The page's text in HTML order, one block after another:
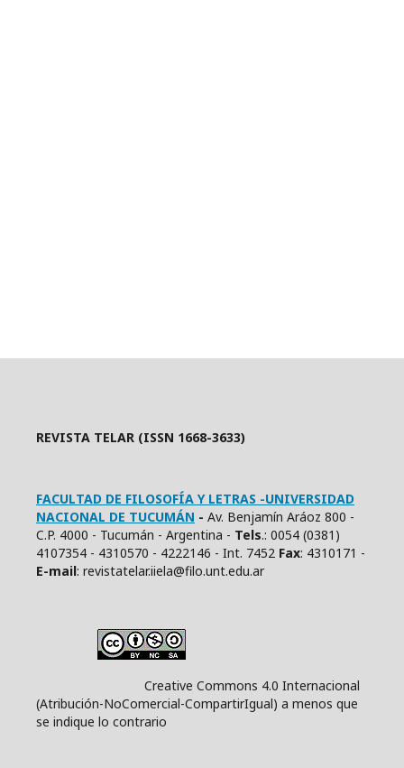
REVISTA TELAR (ISSN 1668-3633)
FACULTAD DE FILOSOFÍA Y LETRAS -UNIVERSIDAD
NACIONAL DE TUCUMÁN - Av. Benjamín Aráoz 800 -
C.P. 4000 - Tucumán - Argentina - Tels.: 0054 (0381)
4107354 - 4310570 - 4222146 - Int. 7452 Fax: 4310171 -
E-mail: revistatelar.iiela@filo.unt.edu.ar
Creative Commons 4.0 Internacional
(Atribución-NoComercial-CompartirIgual) a menos que
se indique lo contrario